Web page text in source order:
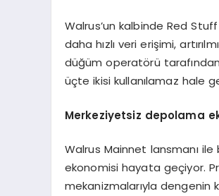
Walrus’un kalbinde Red
daha hızlı veri erişimi,
düğüm operatörü
üçte ikisi kullanılamaz hale
Merkeziyetsiz depolama
Walrus Mainnet lansmanı
ekonomisi hayata geçiyor.
mekanizmalarıyla dengenin